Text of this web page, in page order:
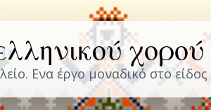
χορού
Ενα έργο μοναδικό στο